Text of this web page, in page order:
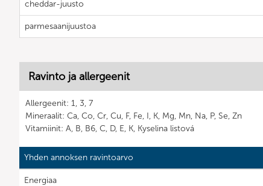
cheddar-juusto
parmesaanijuustoa
Ravinto ja allergeenit
Allergeenit: 1, 3, 7
Mineraalit: Ca, Co, Cr, Cu, F, Fe, I, K, Mg, Mn, Na, P, Se, Zn
Vitamiinit: A, B, B6, C, D, E, K, Kyselina listová
Yhden annoksen ravintoarvo
Energiaa